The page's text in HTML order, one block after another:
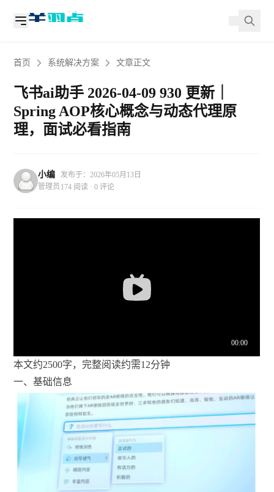
首页 系统解决方案 文章正文
飞书ai助手 2026-04-09 930 更新｜
Spring AOP核心概念与动态代理原
理，面试必看指南
小编
管理员
发布于：2026年05月13日
174 阅读 · 0 评论
本文约2500字，完整阅读约需12分钟
一、基础信息